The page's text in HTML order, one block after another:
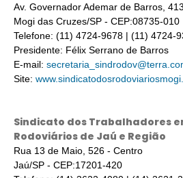
Av. Governador Ademar de Barros,
Mogi das Cruzes/SP - CEP:08735-010
Telefone: (11) 4724-9678 | (11) 4724-
Presidente: Félix Serrano de Barros
E-mail:
Site:
Sindicato dos Trabalhadores
Rodoviários de Jaú e Região
Rua 13 de Maio, 526 - Centro
Jaú/SP - CEP:17201-420